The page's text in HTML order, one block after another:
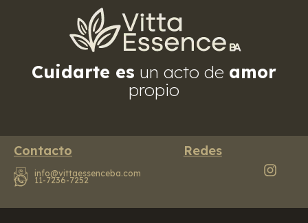
Cuidarte es un acto de amor
propio
Contacto
info@vittaessenceba.com
11-7236-7252
Redes